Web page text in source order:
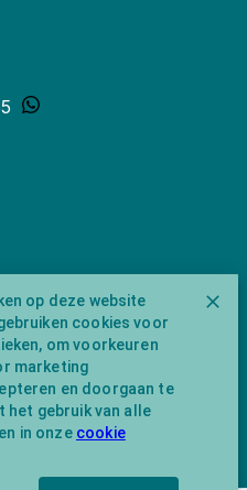
op deze website
cookies voor
om voorkeuren
marketing
en doorgaan te
het gebruik van alle
in onze cookie
van
onder KVK
BTW-
91 1422 AC